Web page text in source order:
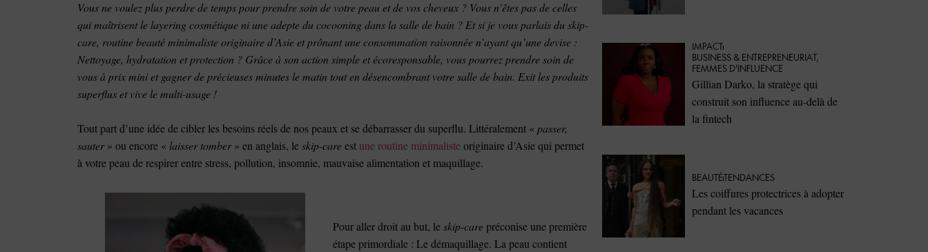
Vous ne voulez plus perdre de temps pour prendre soin de votre peau et de vos cheveux ? Vous n’êtes pas de celles
qui maîtrisent le layering cosmétique ni une adepte du cocooning dans la salle de bain ? Et si je vous parlais du skip-
care, routine beauté minimaliste originaire d’Asie et prônant une consommation raisonnée n’ayant qu’une devise :
Nettoyage, hydratation et protection ? Grâce à son action simple et écoresponsable, vous pourrez prendre soin de
vous à prix mini et gagner de précieuses minutes le matin tout en désencombrant votre salle de bain. Exit les produits
superflus et vive le multi-usage !
Tout part d’une idée de cibler les besoins réels de nos peaux et se débarrasser du superflu. Littéralement « passer,
sauter» ou encore « laisser tomber» en anglais, leskip-careest une routine minimaliste originaire d’Asie qui permet
à votre peau de respirer entre stress, pollution, insomnie, mauvaise alimentation et maquillage.
Pour aller droit au but, leskip-carepréconise une première
étape primordiale : Le démaquillage. La peau contient
IMPACT
⁠BUSINESS & ENTREPRENEURIAT ,
FEMMES D'INFLUENCE
Gillian Darko, la stratège qui
construit son influence au-delà de
la fintech
BEAUTÉTENDANCES
Les coiffures protectrices à adopter
pendant les vacances